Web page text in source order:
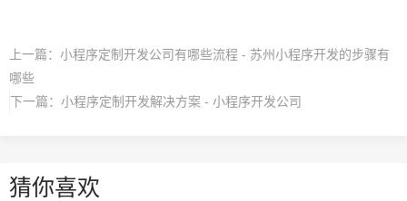
上一篇： 小程序定制开发公司有哪些流程 - 苏州小程序开发的步骤有
哪些
下一篇： 小程序定制开发解决方案 - 小程序开发公司
猜你喜欢